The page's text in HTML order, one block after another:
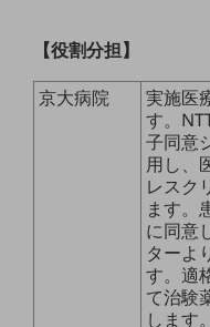
キーワードで探す
法人向けスマホ・携帯に関する、
おすすめの機種、料金やサービス
ビジネス向けスマートフォン
タフネススマートフォン
【役割分担】
京大病院
実施医
す。
子同意
用し、
レスク
ます。
に同意
ターよ
す。適
て治験
します。